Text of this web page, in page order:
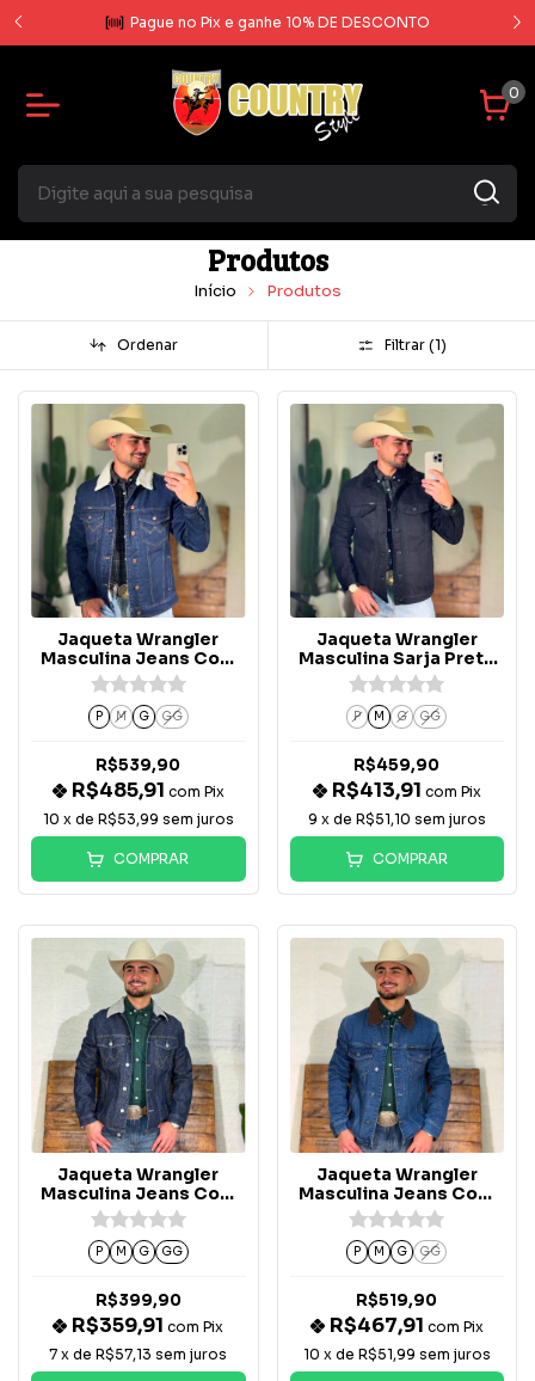
Enviamos para TODO O BRASIL
0
Produtos
Início Produtos
Ordenar Filtrar (1)
Jaqueta Wrangler
Masculina Jeans Com
Forro de Pelo -
WM9786
P M G GG
R$539,90
R$485,91 com Pix
10 x de R$53,99 sem juros
COMPRAR
Jaqueta Wrangler
Masculina Sarja Preta
Com Forro - WM9781
P M G GG
R$459,90
R$413,91 com Pix
9 x de R$51,10 sem juros
COMPRAR
Jaqueta Wrangler
Masculina Jeans Com
Forro de Flanela -
WM9778
P M G GG
R$399,90
R$359,91com Pix
7 x deR$57,13 sem juros
Jaqueta Wrangler
Masculina Jeans Com
Forro de Flanela -
WM9788
P M G GG
R$519,90
R$467,91 com Pix
10 x de R$51,99 sem juros